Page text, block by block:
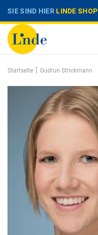
SIE SIND HIERLINDE SHOP
Startseite | Gudrun Strickmann